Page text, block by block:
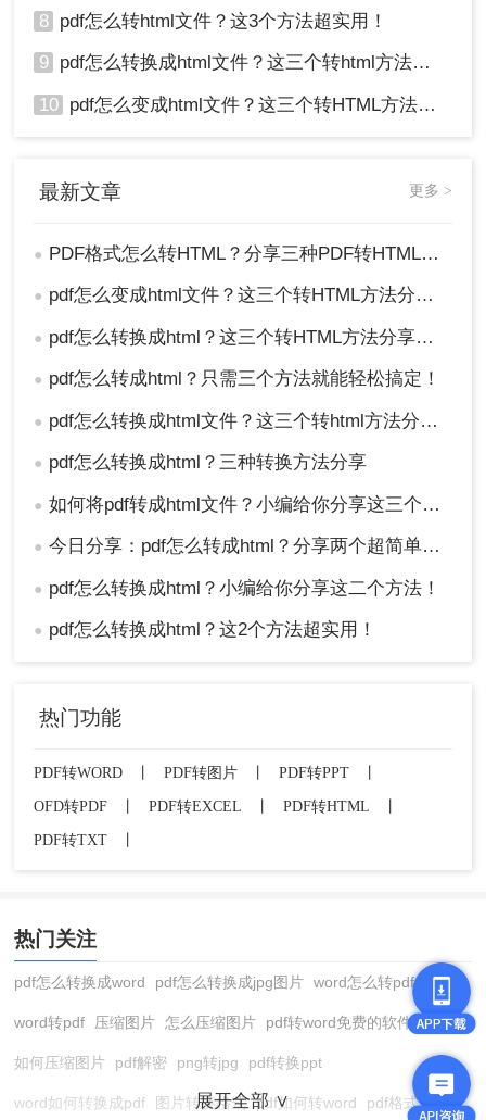
求和实际情况选择合适的方法进行操作。无论选择
哪种方法，都需要注意保护个人隐私和版权安全避
免泄露敏感信息或侵犯他人权益。
8 pdf怎么转html文件？这3个方法超实用！
9 pdf怎么转换成html文件？这三个转html方法分享给你！
10 pdf怎么变成html文件？这三个转HTML方法分享给你！
最新文章 更多 >
● PDF格式怎么转HTML？分享三种PDF转HTML的方法
● pdf怎么变成html文件？这三个转HTML方法分享给你！
● pdf怎么转换成html？这三个转HTML方法分享给你！
● pdf怎么转成html？只需三个方法就能轻松搞定！
● pdf怎么转换成html文件？这三个转html方法分享给你！
● pdf怎么转换成html？三种转换方法分享
● 如何将pdf转成html文件？小编给你分享这三个方法！
● 今日分享：pdf怎么转成html？分享两个超简单上手技巧
● pdf怎么转换成html？小编给你分享这二个方法！
● pdf怎么转换成html？这2个方法超实用！
热门功能
PDF转WORD PDF转图片 PDF转PPT
OFD转PDF
PDF转EXCEL PDF转HTML
PDF转TXT
热门关注
pdf怎么转换成word pdf怎么转换成jpg图片 word怎么转pdf
word转pdf 压缩图片 怎么压缩图片 pdf转word免费的软件
如何压缩图片 pdf解密 png转jpg pdf转换ppt
word如何转换成pdf 图片转换格式 pdf如何转word pdf格式转换
展开全部 ∨